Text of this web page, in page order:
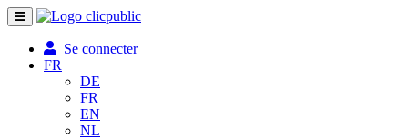
Toggle
navigation
Se connecter
FR
DE
FR
EN
NL